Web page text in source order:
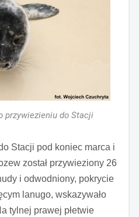
przywiezieniu do Stacji
Stacji pod koniec marca i
został przywieziony 26
i odwodniony, pokrycie
lanugo, wskazywało
tylnej prawej płetwie